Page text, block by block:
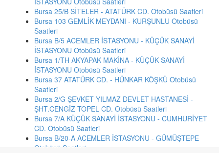
Bursa 25/B SİTELER - ATATÜRK CD. Otobüsü Saatleri
Bursa 103 GEMLİK MEYDANI - KURŞUNLU Otobüsü
Saatleri
Bursa B/5 ACEMLER İSTASYONU - KÜÇÜK SANAYİ
İSTASYONU Otobüsü Saatleri
Bursa 1/TH AKYAPAK MAKİNA - KÜÇÜK SANAYİ
İSTASYONU Otobüsü Saatleri
Bursa 37 ATATÜRK CD. - HÜNKAR KÖŞKÜ Otobüsü
Saatleri
Bursa 2/G ŞEVKET YILMAZ DEVLET HASTANESİ -
ŞHT.CENGİZ TOPEL CD. Otobüsü Saatleri
Bursa 7/A KÜÇÜK SANAYİ İSTASYONU - CUMHURİYET
CD. Otobüsü Saatleri
Bursa B/20-A ACEMLER İSTASYONU - GÜMÜŞTEPE
Otobüsü Saatleri